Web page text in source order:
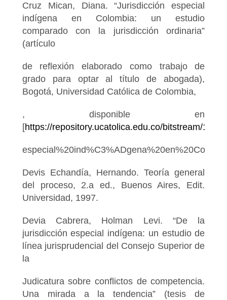
Cruz Mican, Diana. “Jurisdicción especial
indígena en Colombia: un estudio
comparado con la jurisdicción ordinaria”
(artículo
de reflexión elaborado como trabajo de
grado para optar al título de abogada),
Bogotá, Universidad Católica de Colombia,
, disponible en
[https://repository.ucatolica.edu.co/bitstream/
Devis Echandía, Hernando. Teoría general
del proceso, 2.a ed., Buenos Aires, Edit.
Universidad, 1997.
Devia Cabrera, Holman Levi. “De la
jurisdicción especial indígena: un estudio de
línea jurisprudencial del Consejo Superior de
la
Judicatura sobre conflictos de competencia.
Una mirada a la tendencia” (tesis de